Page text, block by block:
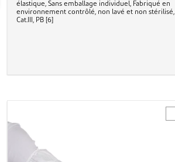
élastique, Sans emballage individuel, Fabriqué en
environnement contrôlé, non lavé et non stérilisé,
Cat.III, PB [6]